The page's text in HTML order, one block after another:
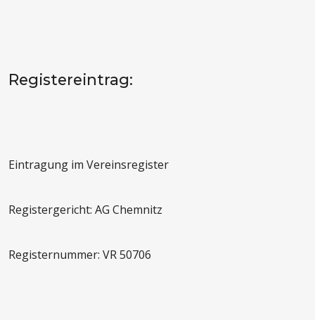
Registereintrag:
Eintragung im Vereinsregister
Registergericht: AG Chemnitz
Registernummer: VR 50706